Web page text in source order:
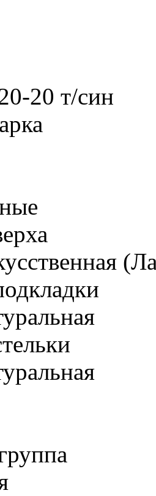
20 т/син